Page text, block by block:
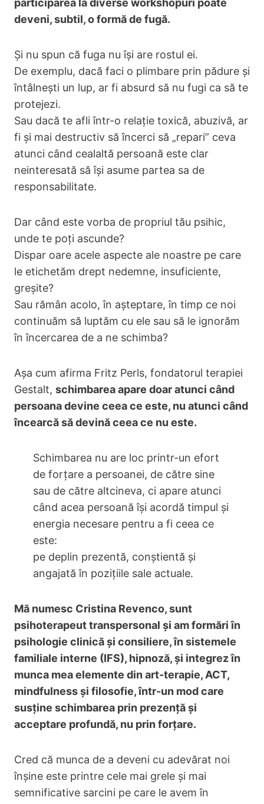
participarea la diverse workshopuri poate
deveni, subtil, o formă de fugă.
Și nu spun că fuga nu își are rostul ei.
De exemplu, dacă faci o plimbare prin pădure și
întâlnești un lup, ar fi absurd să nu fugi ca să te
protejezi.
Sau dacă te afli într-o relație toxică, abuzivă, ar
fi și mai destructiv să încerci să „repari” ceva
atunci când cealaltă persoană este clar
neinteresată să își asume partea sa de
responsabilitate.
Dar când este vorba de propriul tău psihic,
unde te poți ascunde?
Dispar oare acele aspecte ale noastre pe care
le etichetăm drept nedemne, insuficiente,
greșite?
Sau rămân acolo, în așteptare, în timp ce noi
continuăm să luptăm cu ele sau să le ignorăm
în încercarea de a ne schimba?
Așa cum afirma Fritz Perls, fondatorul terapiei
Gestalt, schimbarea apare doar atunci când
persoana devine ceea ce este, nu atunci când
încearcă să devină ceea ce nu este.
Schimbarea nu are loc printr-un efort
de forțare a persoanei, de către sine
sau de către altcineva, ci apare atunci
când acea persoană își acordă timpul și
energia necesare pentru a fi ceea ce
este:
pe deplin prezentă, conștientă și
angajată în pozițiile sale actuale.
Mă numesc Cristina Revenco, sunt
psihoterapeut transpersonal și am formări în
psihologie clinică și consiliere, în sistemele
familiale interne (IFS), hipnoză, și integrez în
munca mea elemente din art-terapie, ACT,
mindfulness și filosofie, într-un mod care
susține schimbarea prin prezență și
acceptare profundă, nu prin forțare.
Cred că munca de a deveni cu adevărat noi
înșine este printre cele mai grele și mai
semnificative sarcini pe care le avem în